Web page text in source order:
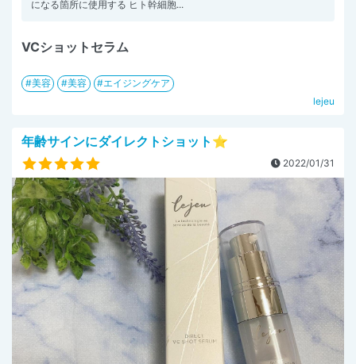
になる箇所に使用する ヒト幹細胞...
VCショットセラム
美容 美容
エイジングケア
lejeu
年齢サインにダイレクトショット⭐️
2022/01/31